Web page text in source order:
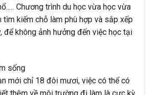
Chương trình du học vừa học vừa
tìm kiếm chỗ làm phù hợp và sắp xếp
để không ảnh hưởng đến việc học tại
sống
mới chỉ 18 đôi mươi, việc có thể có
thêm về môi trường đi làm là cực kỳ